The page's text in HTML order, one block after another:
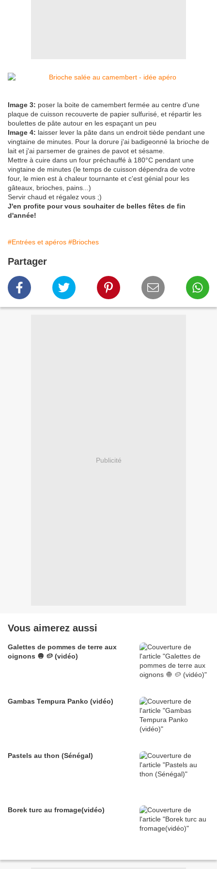
Image 3: poser la boite de camembert fermée au centre d'une
plaque de cuisson recouverte de papier sulfurisé, et répartir les
boulettes de pâte autour en les espaçant un peu
Image 4: laisser lever la pâte dans un endroit tiède pendant une
vingtaine de minutes. Pour la dorure j'ai badigeonné la brioche de
lait et j'ai parsemer de graines de pavot et sésame.
Mettre à cuire dans un four préchauffé à 180°C pendant une
vingtaine de minutes (le temps de cuisson dépendra de votre
four, le mien est à chaleur tournante et c'est génial pour les
gâteaux, brioches, pains...)
Servir chaud et régalez vous ;)
J'en profite pour vous souhaiter de belles fêtes de fin
d'année!
#Entrées et apéros #Brioches
Partager
Publicité
Vous aimerez aussi
Galettes de pommes de terre aux
oignons 🧅 🥔 (vidéo)
Gambas Tempura Panko (vidéo)
Pastels au thon (Sénégal)
Borek turc au fromage(vidéo)